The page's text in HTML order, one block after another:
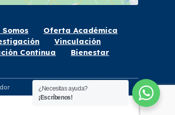
Oferta Académica
Vinculación
Continua
Bienestar
¿Necesitas ayuda?
¡Escríbenos!